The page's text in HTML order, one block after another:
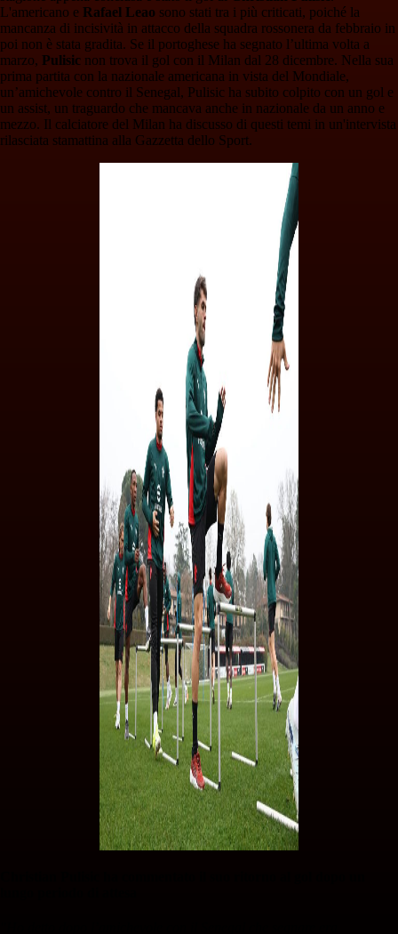
L'americano e Rafael Leao sono stati tra i più criticati, poiché la
mancanza di incisività in attacco della squadra rossonera da febbraio in
poi non è stata gradita. Se il portoghese ha segnato l’ultima volta a
marzo, Pulisic non trova il gol con il Milan dal 28 dicembre. Nella sua
prima partita con la nazionale americana in vista del Mondiale,
un’amichevole contro il Senegal, Pulisic ha subito colpito con un gol e
un assist, un traguardo che mancava anche in nazionale da un anno e
mezzo. Il calciatore del Milan ha discusso di questi temi in un'intervista
rilasciata stamattina alla Gazzetta dello Sport.